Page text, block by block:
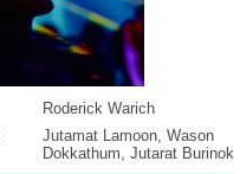
Roderick Warich
Jutamat Lamoon Wason
Dokkathum Jutarat Burinok